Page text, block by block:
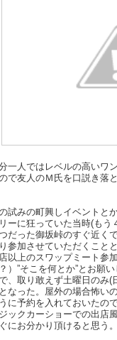
一人ではレベルの高いワ
で友人のＭ氏を口説き落
試みの町興しイベントと
ーに狂っていた当時(もう
だった御坂峠のすぐ近く
参加させていただくこと
以上のスワップミート参
）”そこを何とか”とお願
、取り敢えず土曜日のみ(
なった。屋外の場合怖い
に予約を入れておいたの
ックカーショーでの出店
にお分かり頂けると思う。